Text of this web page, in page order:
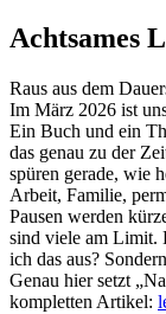
Achtsames
Raus aus dem
Im März 2026 ist
Ein Buch und ein
das genau zu der
spüren gerade, wie
Arbeit, Familie,
Pausen werden
sind viele am Limit.
ich das aus?
Genau hier setzt
kompletten Artikel: